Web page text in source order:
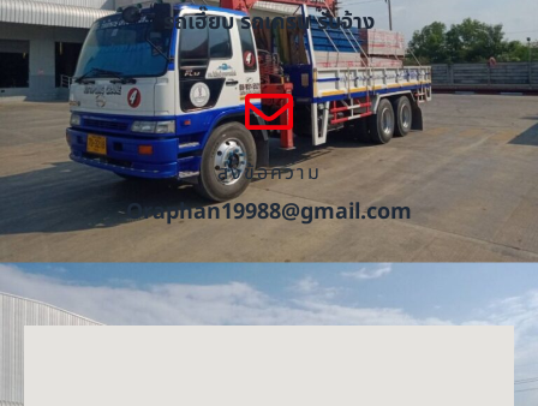
รถเฮี๊ยบ รถเครน รับจ้าง
ส่งข้อความ
Oraphan19988@gmail.com